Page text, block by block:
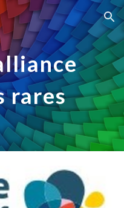
Skip to navigation
rares